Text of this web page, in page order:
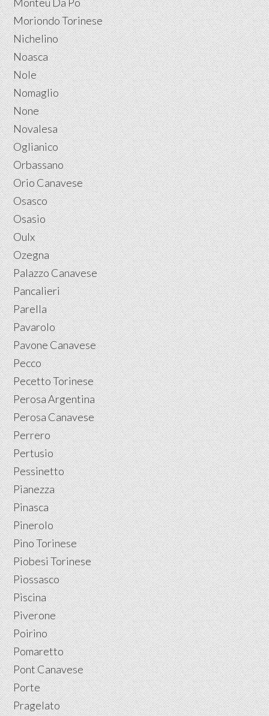
Moriondo Torinese
Nichelino
Noasca
Nole
Nomaglio
None
Novalesa
Oglianico
Orbassano
Orio Canavese
Osasco
Osasio
Oulx
Ozegna
Palazzo Canavese
Pancalieri
Parella
Pavarolo
Pavone Canavese
Pecco
Pecetto Torinese
Perosa Argentina
Perosa Canavese
Perrero
Pertusio
Pessinetto
Pianezza
Pinasca
Pinerolo
Pino Torinese
Piobesi Torinese
Piossasco
Piscina
Piverone
Poirino
Pomaretto
Pont Canavese
Porte
Pragelato